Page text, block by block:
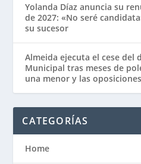
Yolanda Díaz anuncia su
de 2027: «No seré
su sucesor
Almeida ejecuta el cese del
Municipal tras meses de
una menor y las oposiciones
CATEGORÍAS
Home